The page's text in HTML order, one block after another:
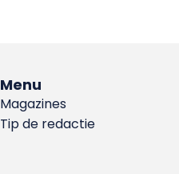
Menu
Magazines
Tip de redactie